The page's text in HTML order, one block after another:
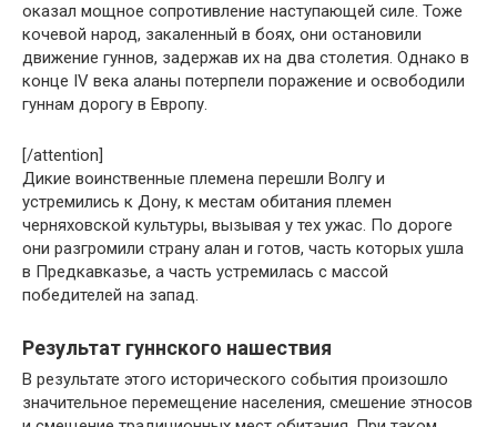
оказал мощное сопротивление наступающей силе. Тоже
кочевой народ, закаленный в боях, они остановили
движение гуннов, задержав их на два столетия. Однако в
конце IV века аланы потерпели поражение и освободили
гуннам дорогу в Европу.
[/attention]
Дикие воинственные племена перешли Волгу и
устремились к Дону, к местам обитания племен
черняховской культуры, вызывая у тех ужас. По дороге
они разгромили страну алан и готов, часть которых ушла
в Предкавказье, а часть устремилась с массой
победителей на запад.
Результат гуннского нашествия
В результате этого исторического события произошло
значительное перемещение населения, смешение этносов